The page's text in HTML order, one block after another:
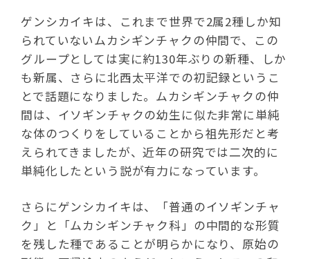
ゲンシカイキは、これまで世界で2属2種しか知
られていないムカシギンチャクの仲間で、この
グループとしては実に約130年ぶりの新種、しか
も新属、さらに北西太平洋での初記録というこ
とで話題になりました。ムカシギンチャクの仲
間は、イソギンチャクの幼生に似た非常に単純
な体のつくりをしていることから祖先形だと考
えられてきましたが、近年の研究では二次的に
単純化したという説が有力になっています。
さらにゲンシカイキは、「普通のイソギンチャ
ク」と「ムカシギンチャク科」の中間的な形質
を残した種であることが明らかになり、原始の